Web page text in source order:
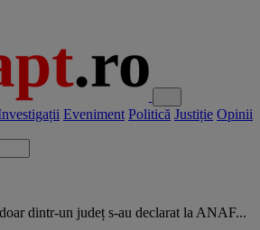
Eveniment Politică Justiție Opinii
dintr-un județ s-au declarat la ANAF...